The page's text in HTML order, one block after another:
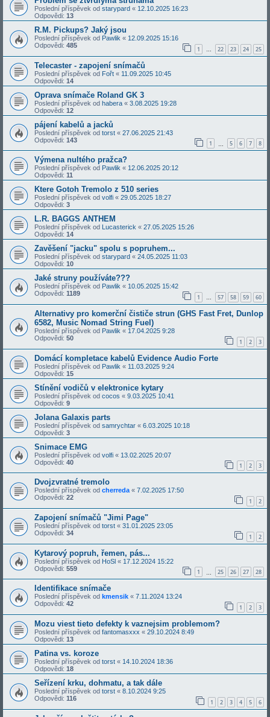
Poslední příspěvek od starypard « 12.10.2025 16:23
Odpovědi: 13
R.M. Pickups? Jaký jsou
Poslední příspěvek od Pawlik « 12.09.2025 15:16
Odpovědi: 485 1 … 22 23 24 25
Telecaster - zapojení snímačů
Poslední příspěvek od Fořt « 11.09.2025 10:45
Odpovědi: 14
Oprava snímače Roland GK 3
Poslední příspěvek od habera « 3.08.2025 19:28
Odpovědi: 12
pájení kabelů a jacků
Poslední příspěvek od torst « 27.06.2025 21:43
Odpovědi: 143 1 5 6 7 8
Výmena nultého pražca?
Poslední příspěvek od Pawlik « 12.06.2025 20:12
Odpovědi: 11
Ktere Gotoh Tremolo z 510 series
Poslední příspěvek od volfi « 29.05.2025 18:27
Odpovědi: 3
L.R. BAGGS ANTHEM
Poslední příspěvek od Lucasterick « 27.05.2025 15:26
Odpovědi: 14
Zavěšení "jacku" spolu s popruhem...
Poslední příspěvek od starypard « 24.05.2025 11:03
Odpovědi: 10
Jaké struny používáte???
Poslední příspěvek od Pawlik « 10.05.2025 15:42
Odpovědi: 1189 1 … 57 58 59 60
Alternativy pro komerční čističe strun (GHS Fast Fret, Dunlop
6582, Music Nomad String Fuel)
Poslední příspěvek od Pawlik « 17.04.2025 9:28
Odpovědi: 50 1 2 3
Domácí kompletace kabelů Evidence Audio Forte
Poslední příspěvek od Pawlik « 11.03.2025 9:24
Odpovědi: 15
Stínění vodičů v elektronice kytary
Poslední příspěvek od cocos « 9.03.2025 10:41
Odpovědi: 9
Jolana Galaxis parts
Poslední příspěvek od samrychtar « 6.03.2025 10:18
Odpovědi: 3
Snimace EMG
Poslední příspěvek od volfi « 13.02.2025 20:07
Odpovědi: 40 1 2 3
Dvojzvratné tremolo
Poslední příspěvek od cherreda « 7.02.2025 17:50
Odpovědi: 22 1 2
Zapojení snímačů "Jimi Page"
Poslední příspěvek od torst « 31.01.2025 23:05
Odpovědi: 34 1 2
Kytarový popruh, řemen, pás...
Poslední příspěvek od HoSl « 17.12.2024 15:22
Odpovědi: 559 1 25 26 27 28
Identifikace snímače
Poslední příspěvek od kmensik « 7.11.2024 13:24
Odpovědi: 42 1 2 3
Mozu viest tieto defekty k vaznejsim problemom?
Poslední příspěvek od fantomasxxx « 29.10.2024 8:49
Odpovědi: 13
Patina vs. koroze
Poslední příspěvek od torst « 14.10.2024 18:36
Odpovědi: 18
Seřízení krku, dohmatu, a tak dále
Poslední příspěvek od torst « 8.10.2024 9:25
Odpovědi: 116 1 2 3 4 5 6